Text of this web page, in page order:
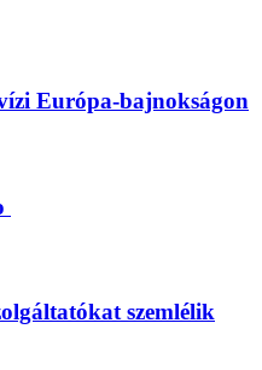
Európa-bajnokságon
szemlélik